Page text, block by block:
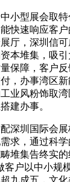
型展会取特
快速响应客
厅，深圳信可
本堆集，吸
保障，客户
，办事湾区
业风粉饰取
建办事。
圳国际会展
求，通过科
堆集告终实
客户以中小规
九成五，文